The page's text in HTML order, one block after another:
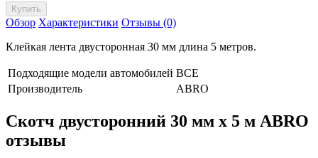
Обзор Характеристики Отзывы (0)
Клейкая лента двусторонная 30 мм длина 5 метров.
Подходящие модели автомобилей ВСЕ
Производитель
ABRO
Скотч двусторонний 30 мм х 5 м ABRO
отзывы